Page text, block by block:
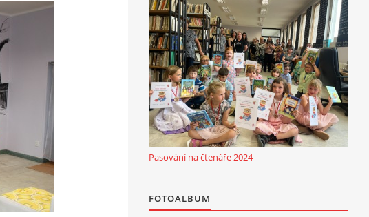
Pasování na čtenáře 2024
FOTOALBUM